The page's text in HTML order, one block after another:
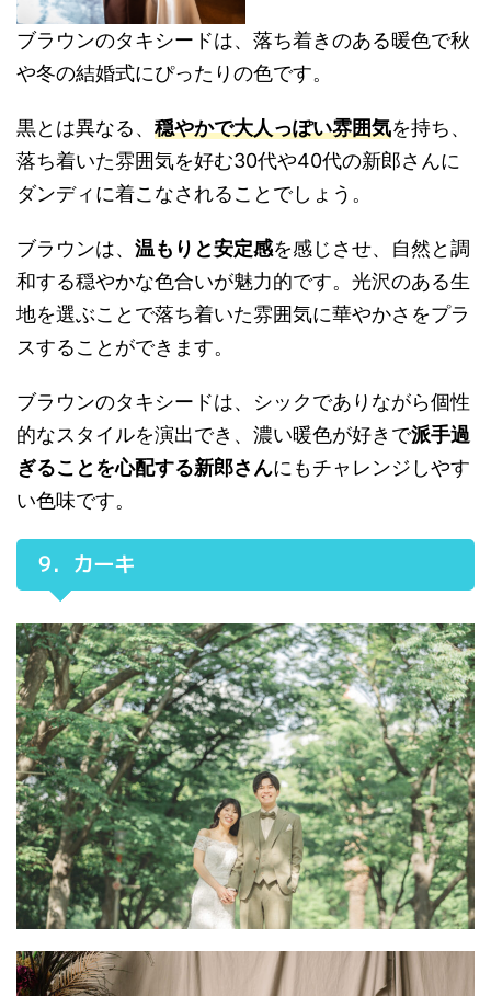
ブラウンのタキシードは、落ち着きのある暖色で秋
や冬の結婚式にぴったりの色です。
黒とは異なる、 穏やかで大人っぽい雰囲気を持ち、
落ち着いた雰囲気を好む30代や40代の新郎さんに
ダンディに着こなされることでしょう。
ブラウンは、 温もりと安定感を感じさせ、自然と調
和する穏やかな色合いが魅力的です。光沢のある生
地を選ぶことで落ち着いた雰囲気に華やかさをプラ
スすることができます。
ブラウンのタキシードは、シックでありながら個性
的なスタイルを演出でき、濃い暖色が好きで派手過
ぎることを心配する新郎さんにもチャレンジしやす
い色味です。
9．カーキ